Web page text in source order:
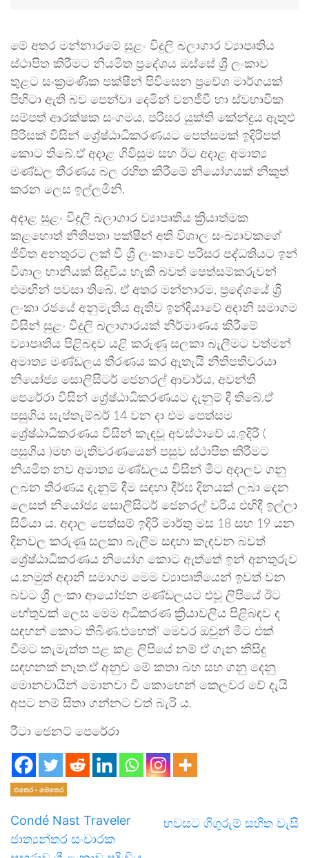
මේ අතර මන්නාරමේ සුළං විදුලි බලාගාර ව්‍යාපෘතිය
ස්ථාපිත කිරීමට නියමිත ප්‍රදේශය ඔස්සේ ශ්‍රී ලංකාව
තුළට සංක්‍රමණික පක්ෂීන් පිවිසෙන ප්‍රවේශ මාර්ගයක්
පිහිටා ඇති බව පෙන්වා දෙමින් වනජීවී හා ස්වභාවික
සම්පත් ආරක්ෂක සංගමය, පරිසර යුක්ති කේන්ද්‍රය ඇතුළු
පිරිසක් විසින් ශ්‍රේෂ්ඨාධිකරණයට පෙත්සමක් ඉදිරිපත්
කොට තිබේ.ඒ අදාළ ගිවිසුම සහ ඊට අදාළ අමාත්‍ය
මණ්ඩල තීරණය බල රහිත කිරීමේ නියෝගයක් නිකුත්
කරන ලෙස ඉල්ලමිනි.
අදාළ සුළං විදුලි බලාගාර ව්‍යාපෘතිය ක්‍රියාත්මක
කළහොත් නිතිපතා පක්ෂීන් අති විශාල සංඛ්‍යාවකගේ
ජීවිත අනතුරට ලක් වී ශ්‍රී ලංකාවේ පරිසර පද්ධතියට ඉන්
විශාල හානියක් සිදුවිය හැකි බවත් පෙත්සම්කරුවන්
එමඟින් පවසා තිබේ. ඒ අතර මන්නාරම, ප්‍රදේශයේ ශ්‍රී
ලංකා රජයේ අනුමැතිය ඇතිව ඉන්දියාවේ අදානි සමාගම
විසින් සුළං විදුලි බලාගාරයක් නිර්මාණය කිරීමේ
ව්‍යාපෘතිය පිළිබඳව යළි කරුණු සලකා බැලීමට වත්මන්
අමාත්‍ය මණ්ඩලය තීරණය කර ඇතැයි නීතිපතිවරයා
නියෝජ්‍ය සොලිසිටර් ජෙනරල් ආචාර්ය, අවන්ති
පෙරේරා විසින් ශ්‍රේෂ්ඨාධිකරණයට දැනුම් දී තිබේ.ඒ
පසුගිය සැප්තැම්බර් 14 වන දා එම පෙත්සම
ශ්‍රේෂ්ඨාධිකරණය විසින් කැඳවූ අවස්ථාවේ ය.ඉදිරි (
පසුගිය )මහ මැතිවරණයෙන් පසුව ස්ථාපිත කිරීමට
නියමිත නව අමාත්‍ය මණ්ඩලය විසින් මීට අදාලව ගනු
ලබන තීරණය දැනුම් දීම සඳහා දීර්ඝ දිනයක් ලබා දෙන
ලෙසත් නියෝජ්‍ය සොලිසිටර් ජෙනරල් වරිය එහිදී ඉල්ලා
සිටියා ය. අදාල පෙත්සම් ඉදිරි මාර්තු මස 18 සහ 19 යන
දිනවල කරුණු සලකා බැලීම සඳහා කැඳවන බවත්
ශ්‍රේෂ්ඨාධිකරණය නියෝග කොට ඇත්තේ ඉන් අනතුරුව
ය.නමුත් අදානි සමාගම මෙම ව්‍යාපෘතියෙන් ඉවත් වන
බවට ශ්‍රී ලංකා ආයෝ­ජන මණ්ඩ­ල­යට එවූ ලිපියේ ඊට
හේතුවක් ලෙස මෙම අධිකරණ ක්‍රියාවලිය පිළිබඳව ද
සඳහන් කොට තිබිණ.එහෙත්’ මෙවර ඔවුන් මීට එක්
වීමට කැමැත්ත පළ කළ ලිපියේ නම් ඒ ගැන කිසිදු
සඳහනක් නැත.ඒ අනුව මේ කතා බහ සහ ගනු දෙනු
මොනවායින් මොනවා වී කොහෙන් කෙලවර වේ දැයි
අපට නම් සිතා ගන්නට වත් බැරි ය.
රීටා ජෙනට් පෙරේරා
එතෙර - මෙතෙර
Condé Nast Traveler
ජාත්‍යන්තර සංචාරක
හවසට ගිගුරුම් සහිත වැසි